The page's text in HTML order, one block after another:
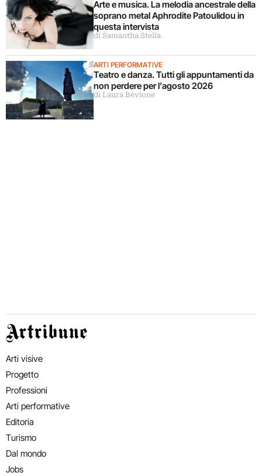
Arte e musica. La melodia ancestrale della
soprano metal Aphrodite Patoulidou in
questa intervista
di Samantha Stella
ARTI PERFORMATIVE
Teatro e danza. Tutti gli appuntamenti da
non perdere per l’agosto 2026
di Laura Bevione
Artribune
Arti visive
Progetto
Professioni
Arti performative
Editoria
Turismo
Dal mondo
Jobs